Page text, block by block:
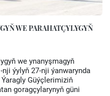
WE PARAHATÇYLYGYŇ
we ynanyşmagyň
ýylyň 27-nji ýanwarynda
Güýçlerimiziň
goragçylarynyň güni